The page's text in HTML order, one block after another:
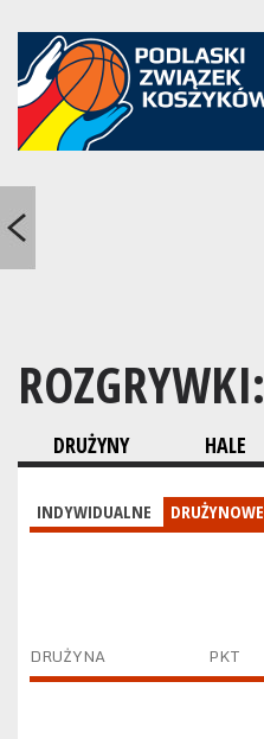
ROZGRYWKI:
DRUŻYNY HALE
INDYWIDUALNE DRUŻYNOWE
DRUŻYNA PKT